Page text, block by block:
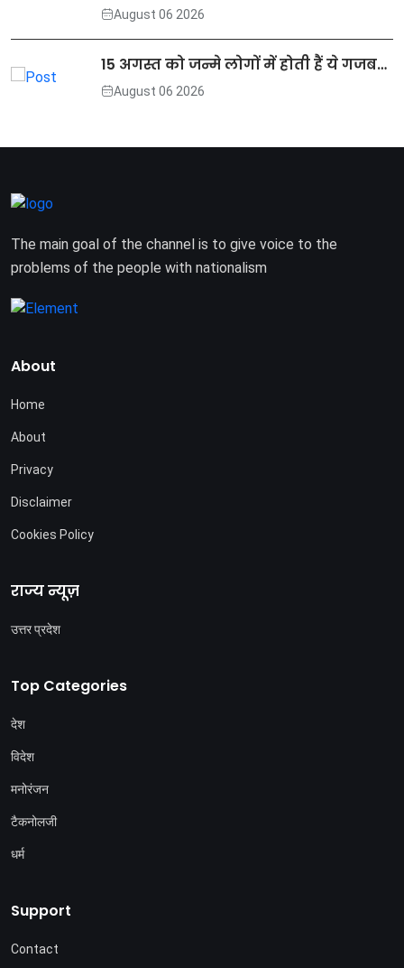
August 06 2026
15 अगस्त को जन्मे लोगों में होती हैं ये गजब…
August 06 2026
The main goal of the channel is to give voice to the
problems of the people with nationalism
About
Home
About
Privacy
Disclaimer
Cookies Policy
राज्य न्यूज़
उत्तर प्रदेश
Top Categories
देश
विदेश
मनोरंजन
टैकनोलजी
धर्म
Support
Contact